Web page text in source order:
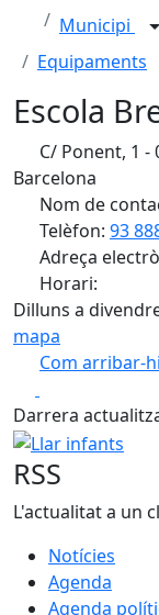
Municipi
Equipaments
Escola
C/ Ponent, 1 -
Barcelona
Nom de
Telèfon: 93
Adreça
Horari:
Dilluns a
mapa
Com arribar-hi
+
−
Darrera
Llar infants
RSS
L'actualitat a un
Notícies
Agenda
Agenda